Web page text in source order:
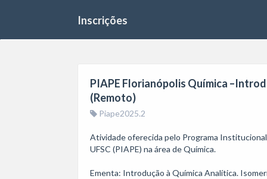
Inscrições
PIAPE Florianópolis Química
(Remoto)
Piape2025.2
Atividade oferecida pelo Programa
UFSC (PIAPE) na área de Química.
Ementa: Introdução à Química Analítica.